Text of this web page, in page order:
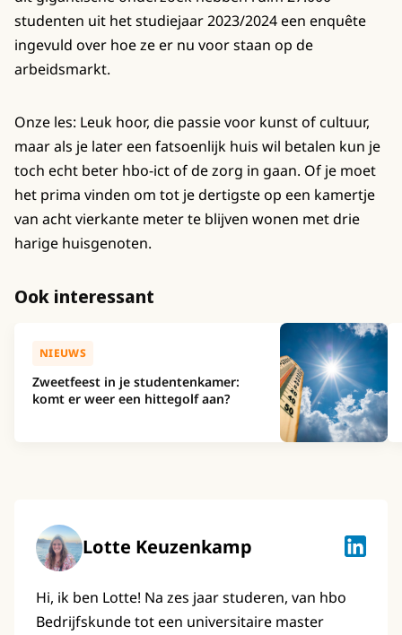
studenten uit het studiejaar 2023/2024 een enquête
ingevuld over hoe ze er nu voor staan op de
arbeidsmarkt.
Onze les: Leuk hoor, die passie voor kunst of cultuur,
maar als je later een fatsoenlijk huis wil betalen kun je
toch echt beter hbo-ict of de zorg in gaan. Of je moet
het prima vinden om tot je dertigste op een kamertje
van acht vierkante meter te blijven wonen met drie
harige huisgenoten.
Ook interessant
NIEUWS
Zweetfeest in je studentenkamer:
komt er weer een hittegolf aan?
Lotte Keuzenkamp Lotte
Hi, ik ben Lotte! Na zes jaar studeren, van hbo
Bedrijfskunde tot een universitaire master